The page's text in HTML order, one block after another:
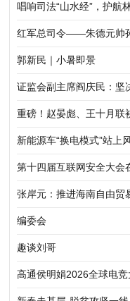
唱响司法“山水经”，护航
红军总司令——朱德元帅
郭新民｜小暑即景
证监会副主席阎庆民：坚
重磅！赵晏彪、王十月
家眼中的中国》正式出版
新能源车“换电模式”站上
第十四届互联网安全大会
张岸元：推进海南自由贸
编委会
趣谈刘哥
高通侯明娟2026全球电